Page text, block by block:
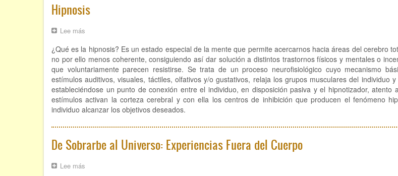
Hipnosis
Lee más
¿Qué es la hipnosis? Es un estado especial de la mente que permite acercarnos hacia áreas del cerebro
no por ello menos coherente, consiguiendo así dar solución a distintos trastornos físicos y mentales o
que voluntariamente parecen resistirse. Se trata de un proceso neurofisiológico cuyo mecanismo
estímulos auditivos, visuales, táctiles, olfativos y/o gustativos, relaja los grupos musculares del individuo
estableciéndose un punto de conexión entre el individuo, en disposición pasiva y el hipnotizador, atento
estímulos activan la corteza cerebral y con ella los centros de inhibición que producen el fenómeno
individuo alcanzar los objetivos deseados.
De Sobrarbe al Universo: Experiencias Fuera del Cuerpo
Lee más